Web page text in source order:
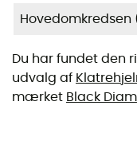
Hovedomkredsen
Du har fundet den
udvalg af
mærket Black